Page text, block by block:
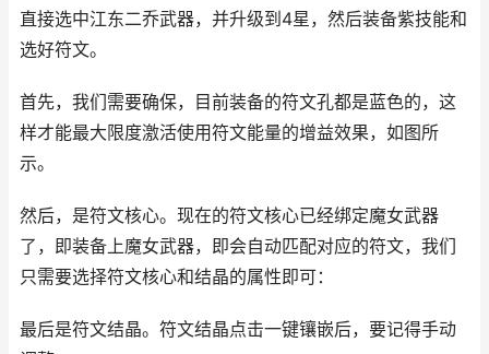
直接选中江东二乔武器，并升级到4星，然后装备紫技能和
选好符文。
首先，我们需要确保，目前装备的符文孔都是蓝色的，这
样才能最大限度激活使用符文能量的增益效果，如图所
示。
然后，是符文核心。现在的符文核心已经绑定魔女武器
了，即装备上魔女武器，即会自动匹配对应的符文，我们
只需要选择符文核心和结晶的属性即可：
最后是符文结晶。符文结晶点击一键镶嵌后，要记得手动